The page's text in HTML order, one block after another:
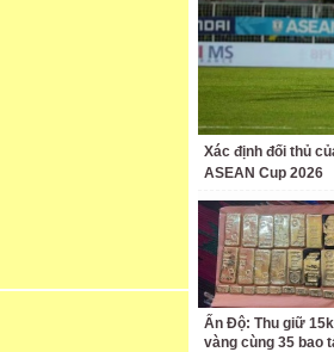
Xác định đối thủ
ASEAN Cup 2026
Ấn Độ: Thu giữ
vàng cùng 35 bao